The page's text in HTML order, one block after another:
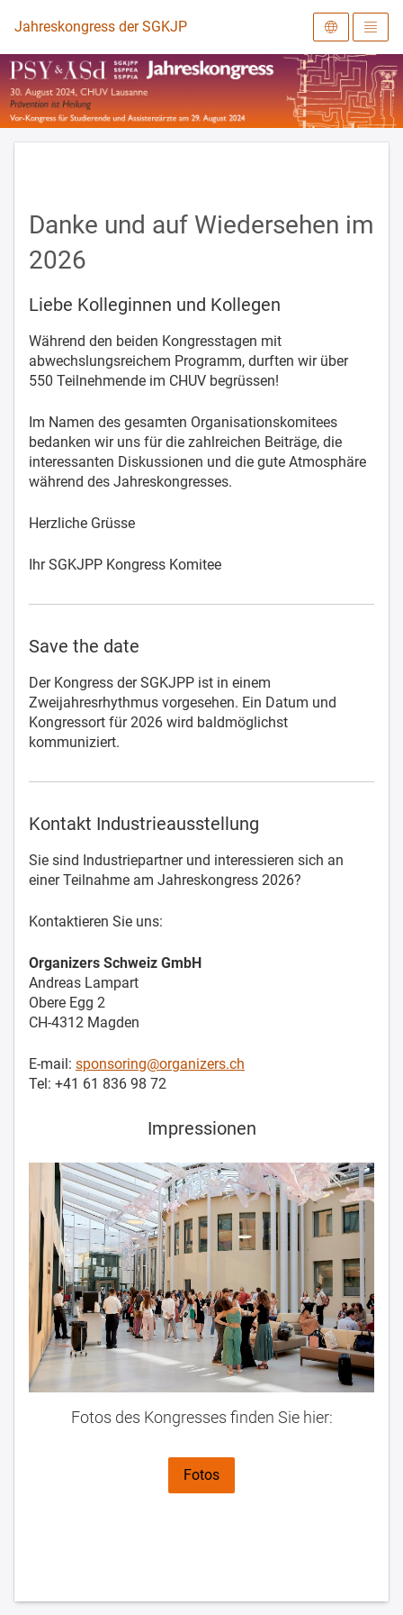
Zur Startseite
Jahreskongress der SGKJPP 2024
Danke und auf Wiedersehen im
2026
Liebe Kolleginnen und Kollegen
Während den beiden Kongresstagen mit
abwechslungsreichem Programm, durften wir über
550 Teilnehmende im CHUV begrüssen!
Im Namen des gesamten Organisationskomitees
bedanken wir uns für die zahlreichen Beiträge, die
interessanten Diskussionen und die gute Atmosphäre
während des Jahreskongresses.
Herzliche Grüsse
Ihr SGKJPP Kongress Komitee
Save the date
Der Kongress der SGKJPP ist in einem
Zweijahresrhythmus vorgesehen. Ein Datum und
Kongressort für 2026 wird baldmöglichst
kommuniziert.
Kontakt Industrieausstellung
Sie sind Industriepartner und interessieren sich an
einer Teilnahme am Jahreskongress 2026?
Kontaktieren Sie uns:
Organizers Schweiz GmbH
Andreas Lampart
Obere Egg 2
CH-4312 Magden
E-mail: sponsoring@organizers.ch
Tel: +41 61 836 98 72
Impressionen
Fotos des Kongresses finden Sie hier:
Fotos